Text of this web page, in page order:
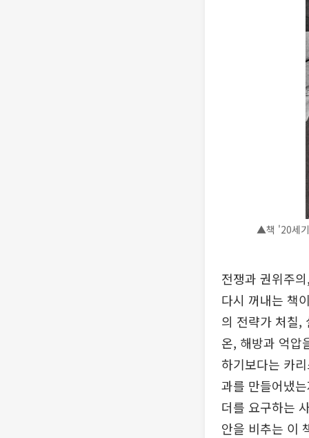
▲책 '20세기
전쟁과 권위주
다시 꺼내는 책
의 전략가 처칠,
온, 해방과 억압
하기보다는 카
과를 만들어냈
더를 요구하는
안을 비추는 이